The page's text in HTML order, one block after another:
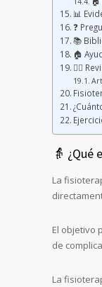
📊
❓
📚
🏠
👩‍⚕️
👵 ¿Qué
La
El objetivo
de
La